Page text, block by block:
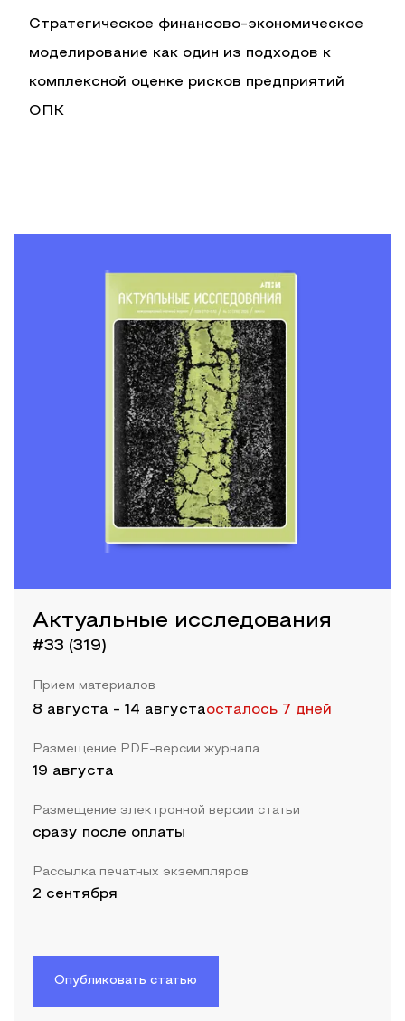
Стратегическое финансово-экономическое
моделирование как один из подходов к
комплексной оценке рисков предприятий
ОПК
Актуальные исследования
#33 (319)
Прием материалов
8 августа - 14 августаосталось 7 дней
Размещение PDF-версии журнала
19 августа
Размещение электронной версии статьи
сразу после оплаты
Рассылка печатных экземпляров
2 сентября
Опубликовать статью